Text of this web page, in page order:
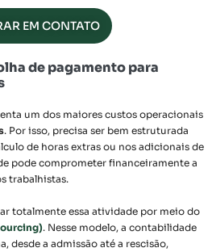
EM CONTATO
de pagamento para
um dos maiores custos operacionais
. Por isso, precisa ser bem estruturada
de horas extras ou nos adicionais de
pode comprometer financeiramente a
trabalhistas.
totalmente essa atividade por meio do
. Nesse modelo, a contabilidade
desde a admissão até a rescisão,